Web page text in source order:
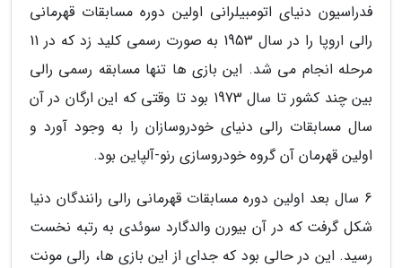
فدراسیون دنیای اتومبیلرانی اولین دوره مسابقات قهرمانی
رالی اروپا را در سال 1953 به صورت رسمی کلید زد که در 11
مرحله انجام می شد. این بازی ها تنها مسابقه رسمی رالی
بین چند کشور تا سال 1973 بود تا وقتی که این ارگان در آن
سال مسابقات رالی دنیای خودروسازان را به وجود آورد و
اولین قهرمان آن گروه خودروسازی رنو-آلپاین بود.
6 سال بعد اولین دوره مسابقات قهرمانی رالی رانندگان دنیا
شکل گرفت که در آن بیورن والدگارد سوئدی به رتبه نخست
رسید. این در حالی بود که جدای از این بازی ها، رالی مونت